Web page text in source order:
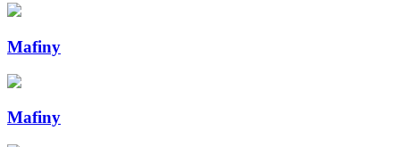
Mafiny
Mafiny